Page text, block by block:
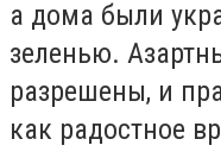
а дома были
зеленью.
разрешены, и
как радостное